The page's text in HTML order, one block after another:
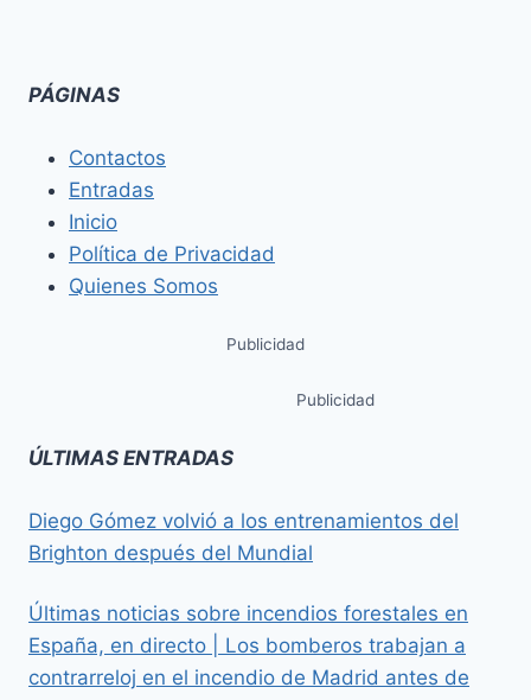
PÁGINAS
Contactos
Entradas
Inicio
Política de Privacidad
Quienes Somos
Publicidad
Publicidad
ÚLTIMAS ENTRADAS
Diego Gómez volvió a los entrenamientos del
Brighton después del Mundial
Últimas noticias sobre incendios forestales en
España, en directo | Los bomberos trabajan a
contrarreloj en el incendio de Madrid antes de